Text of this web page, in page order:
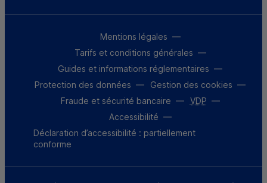
Mentions légales
Tarifs et conditions générales
Guides et informations réglementaires
Protection des données
Gestion des cookies
Fraude et sécurité bancaire
VDP
Accessibilité
Déclaration d’accessibilité : partiellement
conforme